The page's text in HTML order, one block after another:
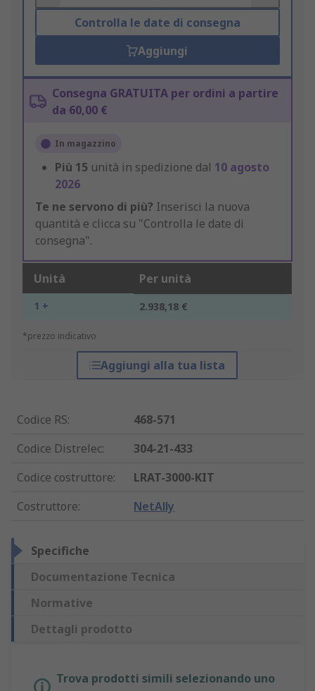
Controlla le date di consegna
Aggiungi
Consegna GRATUITA per ordini a partire
da 60,00 €
In magazzino
Più 15 unità in spedizione dal 10 agosto
2026
Te ne servono di più? Inserisci la nuova
quantità e clicca su "Controlla le date di
consegna".
Unità Per unità
1 + 2.938,18 €
*prezzo indicativo
Aggiungi alla tua lista
Codice RS:
468-571
Codice Distrelec:
304-21-433
Codice costruttore:
LRAT-3000-KIT
Costruttore: NetAlly
Specifiche
Documentazione Tecnica
Normative
Dettagli prodotto
Trova prodotti simili selezionando uno